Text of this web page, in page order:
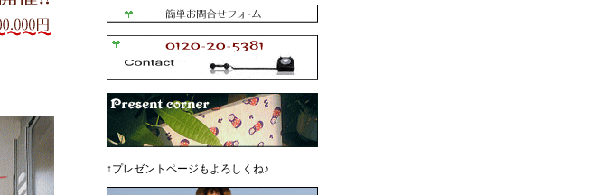
↑プレゼントページもよろしくね♪